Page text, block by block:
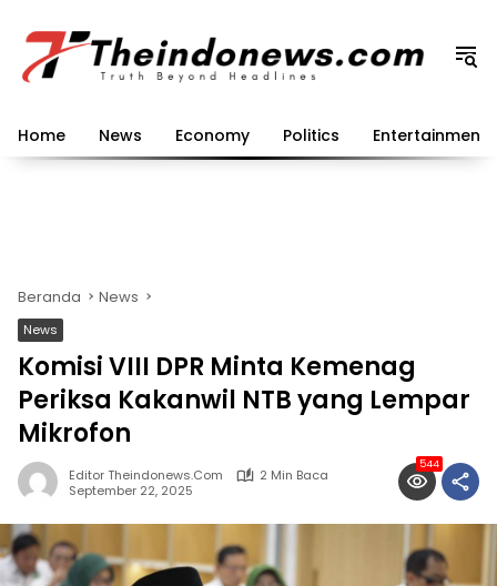
konten
Home News Economy Politics Entertainment
Beranda News
News
Komisi VIII DPR Minta Kemenag
Periksa Kakanwil NTB yang Lempar
Mikrofon
Editor Theindonews.com
2 Min Baca
September 22, 2025
544